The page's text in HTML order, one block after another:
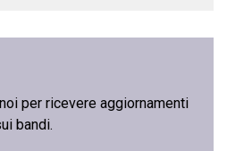
per ricevere aggiornamenti
bandi.